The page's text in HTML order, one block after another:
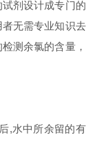
剂设计成专门的
无需专业知识去
测余氯的含量，
,水中所余留的有